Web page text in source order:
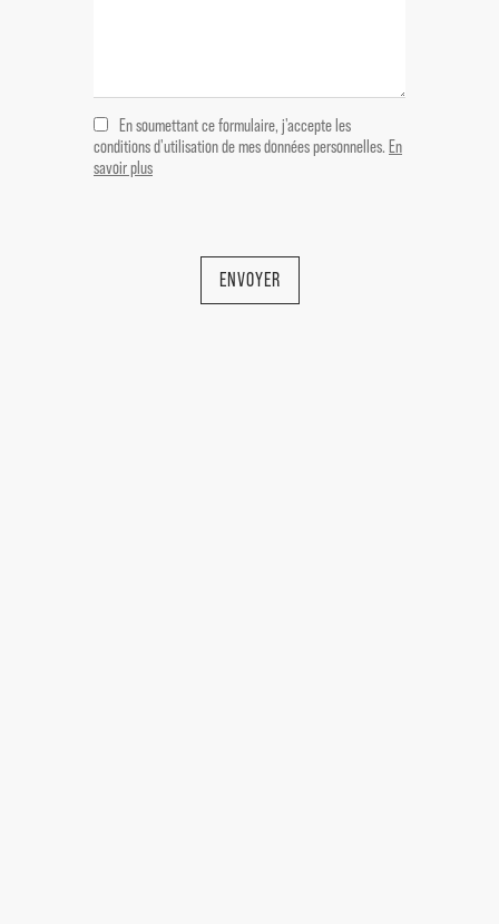
En soumettant ce formulaire, j'accepte les
conditions d'utilisation de mes données personnelles. En
savoir plus
ENVOYER